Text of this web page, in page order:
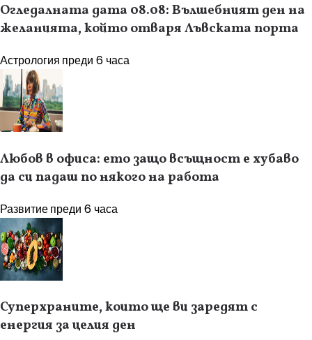
Огледалната дата 08.08: Вълшебният ден на
желанията, който отваря Лъвската порта
Астрология преди 6 часа
Любов в офиса: ето защо всъщност е хубаво
да си падаш по някого на работа
Развитиепреди 6 часа
Суперхраните, които ще ви заредят с
енергия за целия ден